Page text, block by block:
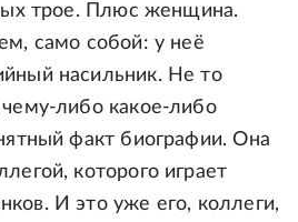
трое. Плюс женщина.
само собой: у неё
насильник. Не то
либо какое-либо
факт биографии. Она
которого играет
И это уже его, коллеги,